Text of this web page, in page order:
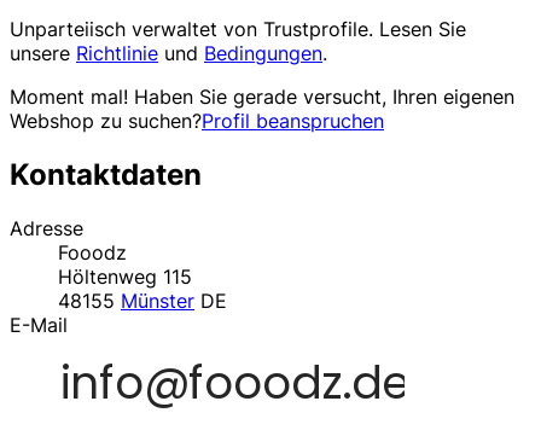
Unparteiisch verwaltet von Trustprofile. Lesen Sie
unsere Richtlinie und Bedingungen.
Moment mal! Haben Sie gerade versucht, Ihren eigenen
Webshop zu suchen?Profil beanspruchen
Kontaktdaten
Adresse
Fooodz
Höltenweg 115
48155 Münster DE
E-Mail